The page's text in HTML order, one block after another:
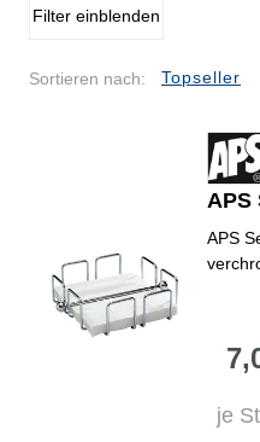
Filter einblenden
Sortieren nach:
APS
APS
je